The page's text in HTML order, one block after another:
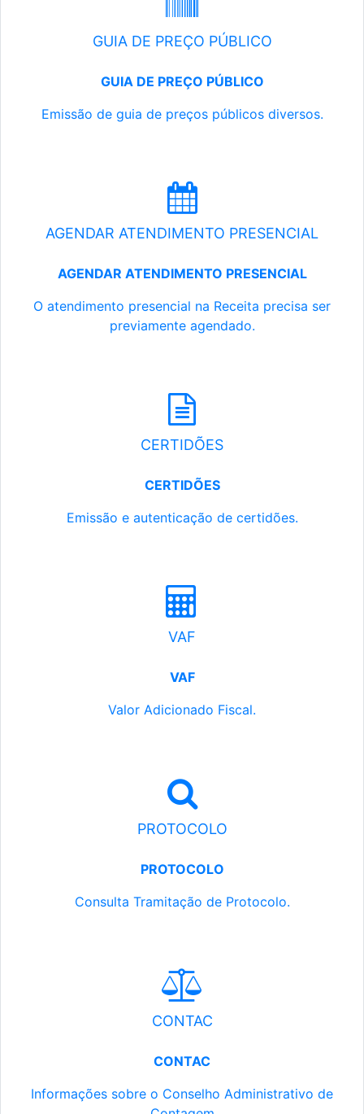
GUIA DE PREÇO PÚBLICO
GUIA DE PREÇO PÚBLICO
Emissão de guia de preços públicos diversos.
AGENDAR ATENDIMENTO PRESENCIAL
AGENDAR ATENDIMENTO PRESENCIAL
O atendimento presencial na Receita precisa ser
previamente agendado.
CERTIDÕES
CERTIDÕES
Emissão e autenticação de certidões.
VAF
VAF
Valor Adicionado Fiscal.
PROTOCOLO
PROTOCOLO
Consulta Tramitação de Protocolo.
CONTAC
CONTAC
Informações sobre o Conselho Administrativo de